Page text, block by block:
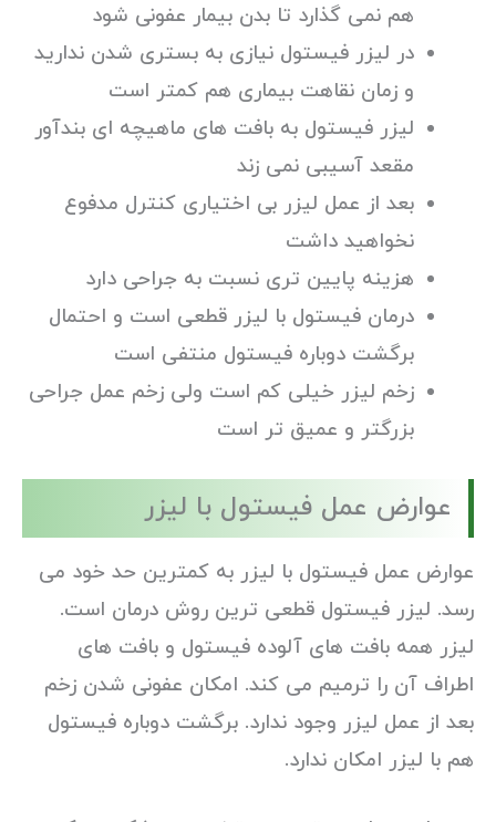
هم نمی گذارد تا بدن بیمار عفونی شود
در لیزر فیستول نیازی به بستری شدن ندارید
و زمان نقاهت بیماری هم کمتر است
لیزر فیستول به بافت های ماهیچه ای بندآور
مقعد آسیبی نمی زند
بعد از عمل لیزر بی اختیاری کنترل مدفوع
نخواهید داشت
هزینه پایین تری نسبت به جراحی دارد
درمان فیستول با لیزر قطعی است و احتمال
برگشت دوباره فیستول منتفی است
زخم لیزر خیلی کم است ولی زخم عمل جراحی
بزرگتر و عمیق تر است
عوارض عمل فیستول با لیزر
عوارض عمل فیستول با لیزر به کمترین حد خود می
رسد. لیزر فیستول قطعی ترین روش درمان است.
لیزر همه بافت های آلوده فیستول و بافت های
اطراف آن را ترمیم می کند. امکان عفونی شدن زخم
بعد از عمل لیزر وجود ندارد. برگشت دوباره فیستول
هم با لیزر امکان ندارد.